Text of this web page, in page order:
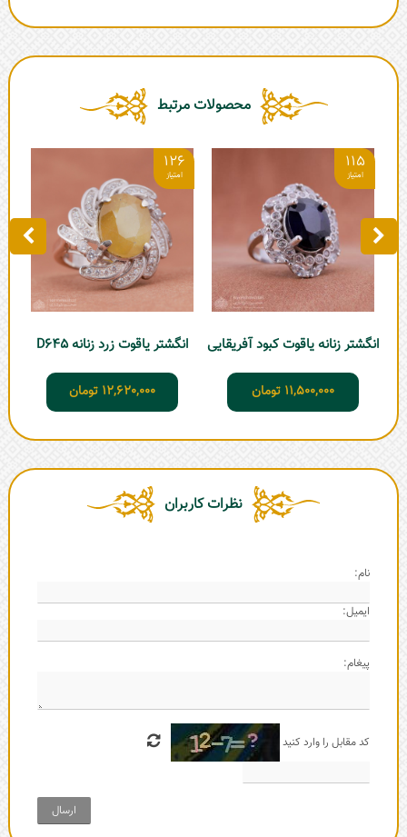
محصولات مرتبط
115
انگشتر زنانه یاقوت کبود آفریقایی
11,500,000 تومان
126
انگشتر یاقوت زرد زنانه D645
12,620,000 تومان
نظرات کاربران
نام:
ایمیل:
پیغام:
کد مقابل را وارد کنید
ارسال